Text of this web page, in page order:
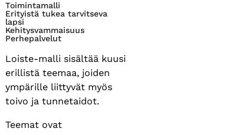
Toimintamalli
Erityistä tukea tarvitseva
lapsi
Kehitysvammaisuus
Perhepalvelut
Loiste-malli sisältää kuusi
erillistä teemaa, joiden
ympärille liittyvät myös
toivo ja tunnetaidot.
Teemat ovat